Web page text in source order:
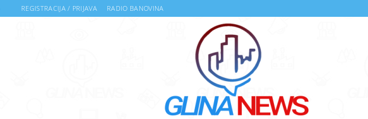
REGISTRACIJA / PRIJAVA RADIO BANOVINA